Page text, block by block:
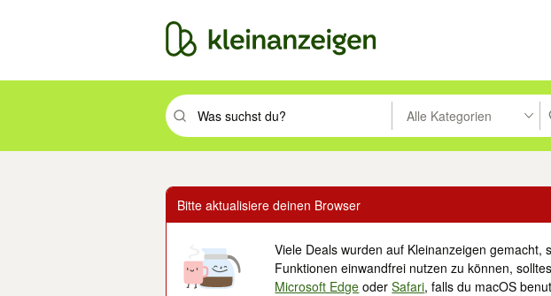
Suchbegriff eingeben. Eingabetaste drücken um zu suchen, oder
Alle Kategorien
Bitte aktualisiere deinen Browser
Viele Deals wurden auf Kleinanzeigen
Funktionen einwandfrei nutzen zu können,
Microsoft Edge oderSafari, falls du macOS